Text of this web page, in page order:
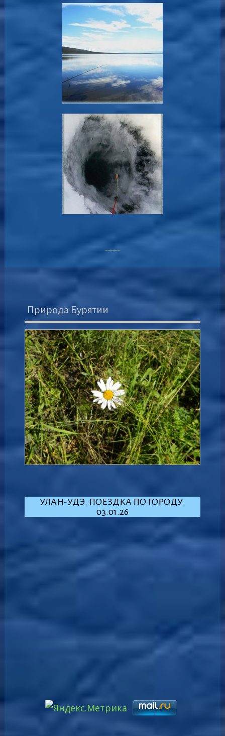
-----
Природа Бурятии
УЛАН-УДЭ. ПОЕЗДКА ПО ГОРОДУ.
03.01.26